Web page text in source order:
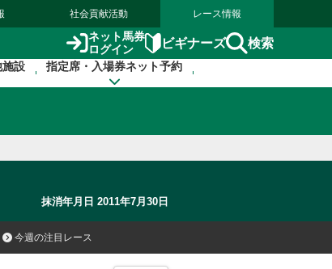
社会貢献活動 レース情報
ネット馬券
ログイン
ビギナーズ 検索
設 指定席・入場券ネット予約
抹消年月日 2011年7月30日
今週の注目レース